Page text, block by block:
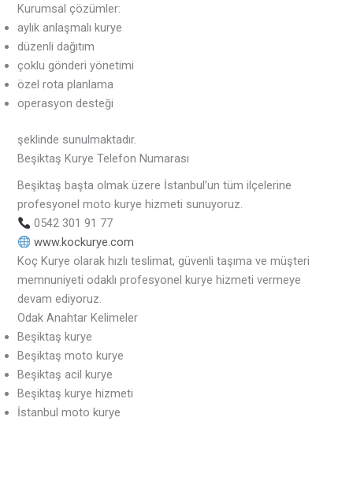
Kurumsal çözümler:
aylık anlaşmalı kurye
düzenli dağıtım
çoklu gönderi yönetimi
özel rota planlama
operasyon desteği
şeklinde sunulmaktadır.
Beşiktaş Kurye Telefon Numarası
Beşiktaş başta olmak üzere İstanbul’un tüm ilçelerine
profesyonel moto kurye hizmeti sunuyoruz.
0542 301 91 77
www.kockurye.com
Koç Kurye olarak hızlı teslimat, güvenli taşıma ve müşteri
memnuniyeti odaklı profesyonel kurye hizmeti vermeye
devam ediyoruz.
Odak Anahtar Kelimeler
Beşiktaş kurye
Beşiktaş moto kurye
Beşiktaş acil kurye
Beşiktaş kurye hizmeti
İstanbul moto kurye